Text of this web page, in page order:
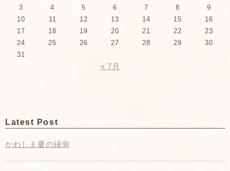
3
4 5 6 7 8
9
10
11 12 13 14 15
16
17
18 19 20 21 22
23
24
25 26 27 28 29
30
31
« 7月
Latest Post
かわしま夏の縁側